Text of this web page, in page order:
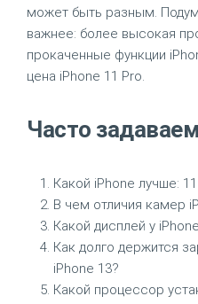
может быть разным.
важнее: более высокая
прокаченные функции
цена iPhone 11 Pro.
Часто
Какой iPhone лучше:
В чем отличия камер
Какой дисплей у
Как долго держится
iPhone 13?
Какой процессор